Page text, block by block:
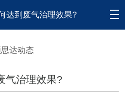
达到废气治理效果?
达动态
气治理效果?